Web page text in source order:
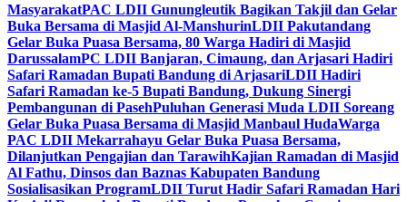
MasyarakatPAC LDII Gunungleutik Bagikan Takjil dan Gelar
Buka Bersama di Masjid Al-ManshurinLDII Pakutandang
Gelar Buka Puasa Bersama, 80 Warga Hadiri di Masjid
DarussalamPC LDII Banjaran, Cimaung, dan Arjasari Hadiri
Safari Ramadan Bupati Bandung di ArjasariLDII Hadiri
Safari Ramadan ke-5 Bupati Bandung, Dukung Sinergi
Pembangunan di PasehPuluhan Generasi Muda LDII Soreang
Gelar Buka Puasa Bersama di Masjid Manbaul HudaWarga
PAC LDII Mekarrahayu Gelar Buka Puasa Bersama,
Dilanjutkan Pengajian dan TarawihKajian Ramadan di Masjid
Al Fathu, Dinsos dan Baznas Kabupaten Bandung
Sosialisasikan ProgramLDII Turut Hadir Safari Ramadan Hari